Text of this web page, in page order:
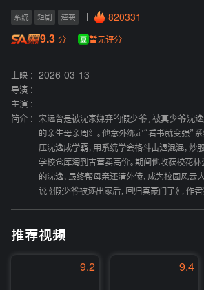
系统 短剧 逆袭 820331
9.3 分 暂无评分
上映 :
2026-03-13
导演 :
主演 :
简介 :
宋远曾是被沈家嫌弃的假少爷，被真少爷沈
的亲生母亲周红。他意外绑定“看书就变强”系
压沈逸成学霸，用系统学会格斗击退混混，炒
学校仓库淘到古董卖高价。期间他收获校花林
的沈逸，最终帮母亲还清外债，成为校园风云
说《假少爷被逐出家后，回归真豪门了》，作者
推荐视频
9.2 9.4